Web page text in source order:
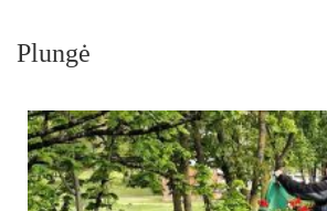
Plungė